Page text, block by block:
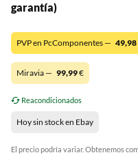
garantía)
PVP en PcComponentes — 49,98
Miravia — 99,99€
Reacondicionados
Hoy sin stock en Ebay
El precio podría variar. Obtenemos